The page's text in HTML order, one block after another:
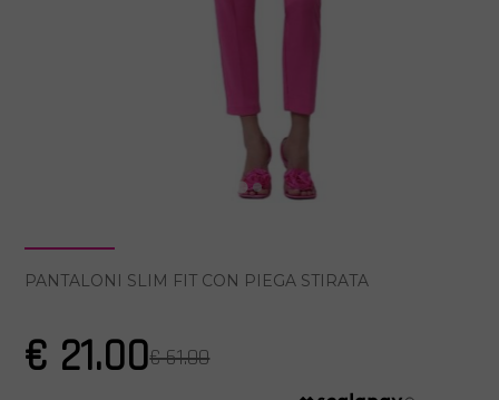
PANTALONI SLIM FIT CON PIEGA STIRATA
€ 21.00€ 61.00